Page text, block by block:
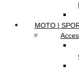
MOTO |